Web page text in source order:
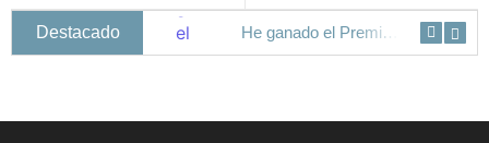
Destacado He ganado el Premio Nostromo